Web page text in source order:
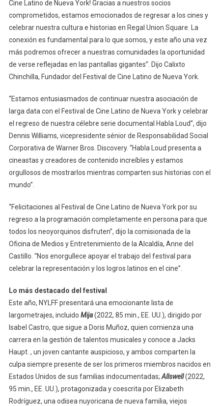
Cine Latino de Nueva York! Gracias a nuestros socios
comprometidos, estamos emocionados de regresar a los cines y
celebrar nuestra cultura e historias en Regal Union Square. La
conexión es fundamental para lo que somos, y este año una vez
más podremos ofrecer a nuestras comunidades la oportunidad
de verse reflejadas en las pantallas gigantes”. Dijo Calixto
Chinchilla, Fundador del Festival de Cine Latino de Nueva York.
“Estamos entusiasmados de continuar nuestra asociación de
larga data con el Festival de Cine Latino de Nueva York y celebrar
el regreso de nuestra célebre serie documental Habla Loud”, dijo
Dennis Williams, vicepresidente sénior de Responsabilidad Social
Corporativa de Warner Bros. Discovery. “Habla Loud presenta a
cineastas y creadores de contenido increíbles y estamos
orgullosos de mostrarlos mientras comparten sus historias con el
mundo”.
“Felicitaciones al Festival de Cine Latino de Nueva York por su
regreso a la programación completamente en persona para que
todos los neoyorquinos disfruten”, dijo la comisionada de la
Oficina de Medios y Entretenimiento de la Alcaldía, Anne del
Castillo. “Nos enorgullece apoyar el trabajo del festival para
celebrar la representación y los logros latinos en el cine”.
Lo más destacado del festival
Este año, NYLFF presentará una emocionante lista de
largometrajes, incluido Mija(2022, 85 min., EE. UU.), dirigido por
Isabel Castro, que sigue a Doris Muñoz, quien comienza una
carrera en la gestión de talentos musicales y conoce a Jacks
Haupt. , un joven cantante auspicioso, y ambos comparten la
culpa siempre presente de ser los primeros miembros nacidos en
Estados Unidos de sus familias indocumentadas;Allswell(2022,
95 min., EE. UU.), protagonizada y coescrita por Elizabeth
Rodríguez, una odisea nuyoricana de nueva familia, viejos